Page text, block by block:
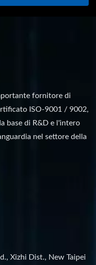
fornitore di
ISO-9001 / 9002,
base di R&D e l'intero
nel settore della
Xizhi Dist., New Taipei